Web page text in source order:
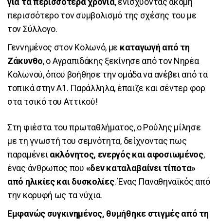
περισσότερο τον συμβολισμό της σχέσης του με
τον Σύλλογο.
Γεννημένος στον Κολωνό, με καταγωγή από τη
Ζάκυνθο, ο Αγραπιδάκης ξεκίνησε από τον Νηρέα
Κολωνού, όπου βοήθησε την ομάδα να ανέβει από τα
τοπικά στην Α1. Παράλληλα, έπαιζε και σέντερ φορ
στα τσικό του Αττικού!
Στη φιέστα του πρωταθλήματος, ο Ρούλης μίλησε
με τη γνωστή του σεμνότητα, δείχνοντας πως
παραμένειακλόνητος, ενεργός και αφοσιωμένος,
ένας άνθρωπος που «δεν καταλαβαίνει τίποτα»
από ηλικίες και δυσκολίες. Ένας Παναθηναϊκός από
την κορυφή ως τα νύχια.
Εμφανώς συγκινημένος, θυμήθηκε στιγμές από τη